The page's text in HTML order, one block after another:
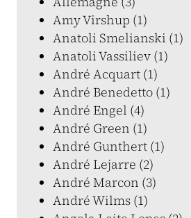
Amy Virshup (1)
Anatoli Smelianski (1)
Anatoli Vassiliev (1)
André Acquart (1)
André Benedetto (1)
André Engel (4)
André Green (1)
André Gunthert (1)
André Lejarre (2)
André Marcon (3)
André Wilms (1)